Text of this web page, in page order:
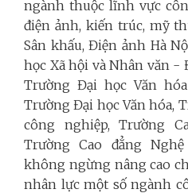
ngành thuộc lĩnh vực
điện ảnh, kiến trúc, mỹ
Sân khấu, Điện ảnh Hà
học Xã hội và Nhân văn -
Trường Đại học Văn
Trường Đại học Văn hóa,
công nghiệp, Trường
Trường Cao đẳng
không ngừng nâng cao
nhân lực một số ngành